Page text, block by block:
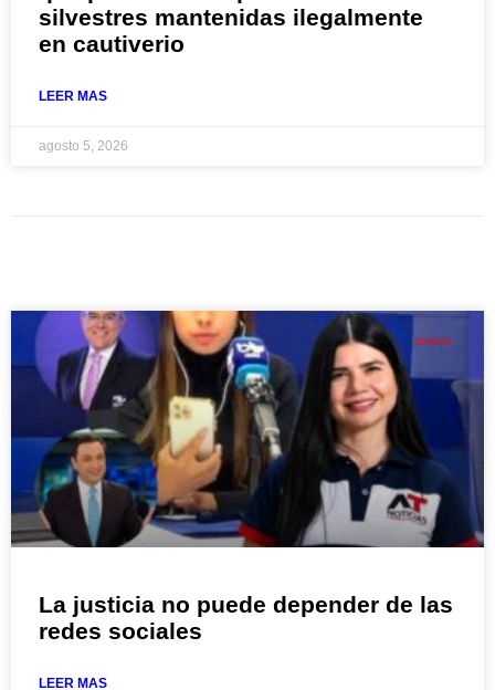
silvestres mantenidas ilegalmente
en cautiverio
LEER MAS
agosto 5, 2026
OPINIÓN
La justicia no puede depender de las
redes sociales
LEER MAS